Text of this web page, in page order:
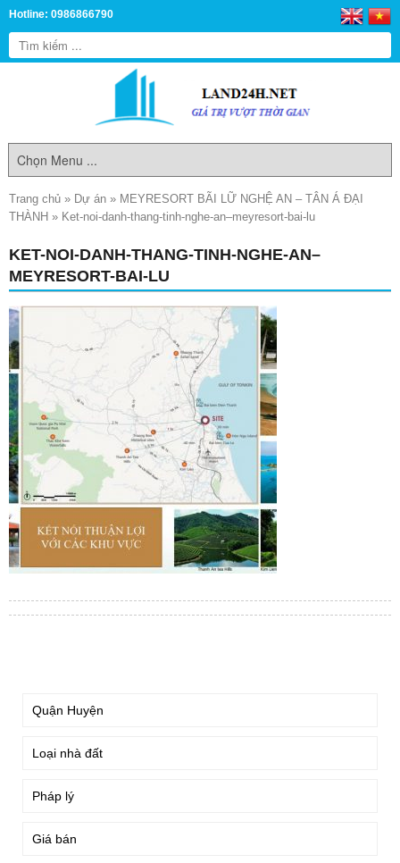
Hotline: 0986866790
Trang chủ » Dự án » MEYRESORT BÃI LỮ NGHỆ AN – TÂN Á ĐẠI
THÀNH » Ket-noi-danh-thang-tinh-nghe-an–meyresort-bai-lu
KET-NOI-DANH-THANG-TINH-NGHE-AN–
MEYRESORT-BAI-LU